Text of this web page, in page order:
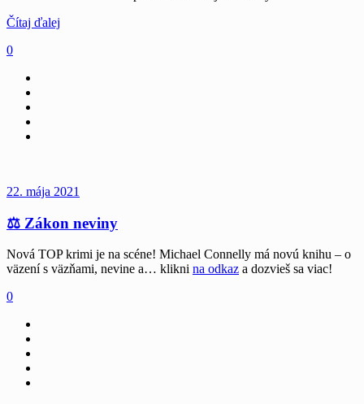
Čítaj ďalej
0
22. mája 2021
⚖ Zákon neviny
Nová TOP krimi je na scéne! Michael Connelly má novú knihu – o
väzení s väzňami, nevine a… klikni na odkaz a dozvieš sa viac!
0